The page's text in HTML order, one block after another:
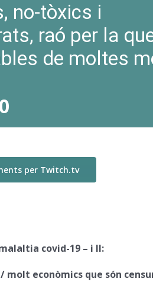
no-tòxics i
raó per la
de moltes
per Twitch.tv
covid-19 – i II:
econòmics que són